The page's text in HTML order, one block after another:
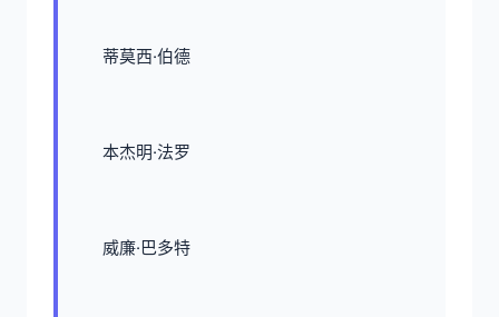
蒂莫西·伯德
本杰明·法罗
威廉·巴多特